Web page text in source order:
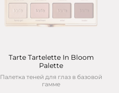
Tarte Tartelette In Bloom
Palette
Палетка теней для глаз в базовой
гамме